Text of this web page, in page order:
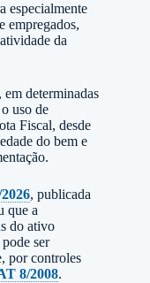
especialmente
empregados,
da
em determinadas
uso de
Fiscal, desde
do bem e
, publicada
que a
do ativo
ser
por controles
8/2008.